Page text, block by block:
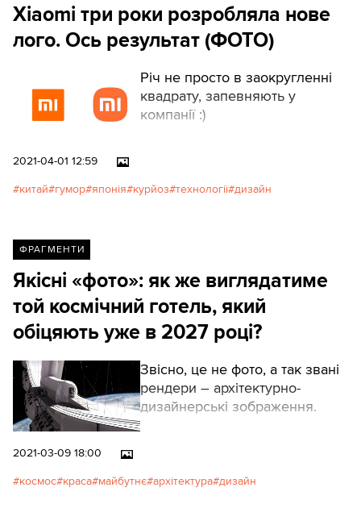
Xiaomi три роки розробляла нове
лого. Ось результат (ФОТО)
Річ не просто в заокругленні
квадрату, запевняють у
компанії :)
2021-04-01 12:59
китай гумор японія курйоз технології дизайн
ФРАГМЕНТИ
Якісні «фото»: як же виглядатиме
той космічний готель, який
обіцяють уже в 2027 році?
Звісно, це не фото, а так звані
рендери – архітектурно-
дизайнерські зображення.
2021-03-09 18:00
космос краса майбутнє архітектура дизайн